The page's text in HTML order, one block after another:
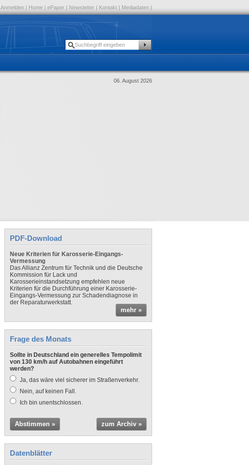
Anmelden | Home | ePaper | Newsletter | Kontakt | Mediadaten |
06. August 2026
PDF-Download
Neue Kriterien für Karosserie-Eingangs-
Vermessung
Das Allianz Zentrum für Technik und die Deutsche
Kommission für Lack und
Karosserieinstandsetzung empfehlen neue
Kriterien für die Durchführung einer Karosserie-
Eingangs-Vermessung zur Schadendiagnose in
der Reparaturwerkstatt.
mehr »
Frage des Monats
Sollte in Deutschland ein generelles Tempolimit
von 130 km/h auf Autobahnen eingeführt
werden?
Ja, das wäre viel sicherer im Straßenverkehr.
Nein, auf keinen Fall.
Ich bin unentschlossen.
Abstimmen » zum Archiv »
Datenblätter